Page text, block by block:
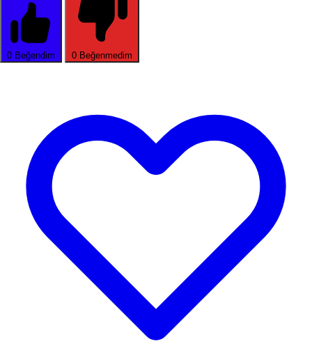
0 Beğendim 0 Beğenmedim